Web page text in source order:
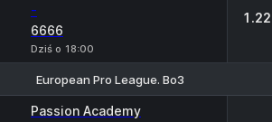
-
6666
Dziś o 18:00
1.22
European Pro League. Bo3
Passion Academy